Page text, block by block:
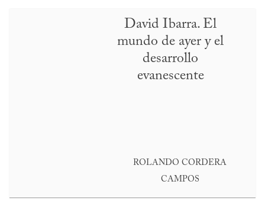
David Ibarra. El
mundo de ayer y el
desarrollo
evanescente
ROLANDO CORDERA
CAMPOS